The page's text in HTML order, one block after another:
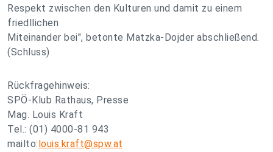
Respekt zwischen den Kulturen und damit zu einem
friedllichen
Miteinander bei", betonte Matzka-Dojder abschließend.
(Schluss)
Rückfragehinweis:
SPÖ-Klub Rathaus, Presse
Mag. Louis Kraft
Tel.: (01) 4000-81 943
mailto:louis.kraft@spw.at